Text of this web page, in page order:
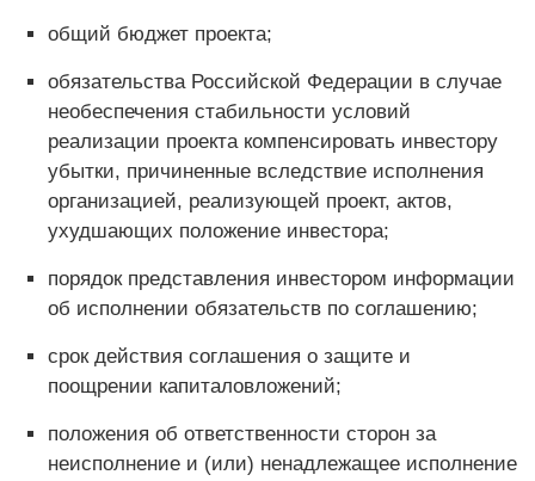
общий бюджет проекта;
обязательства Российской Федерации в случае
необеспечения стабильности условий
реализации проекта компенсировать инвестору
убытки, причиненные вследствие исполнения
организацией, реализующей проект, актов,
ухудшающих положение инвестора;
порядок представления инвестором информации
об исполнении обязательств по соглашению;
срок действия соглашения о защите и
поощрении капиталовложений;
положения об ответственности сторон за
неисполнение и (или) ненадлежащее исполнение